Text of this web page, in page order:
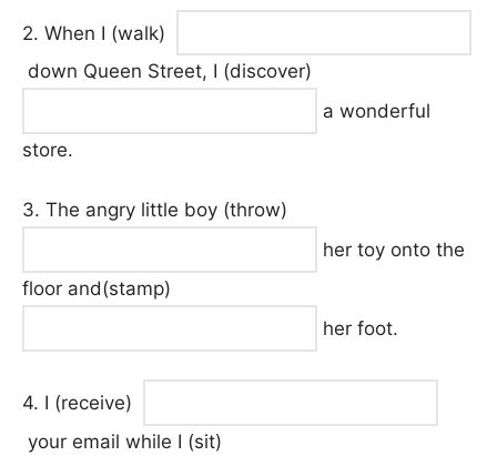
2. When I (walk)
down Queen Street, I (discover)
a wonderful
store.
3. The angry little boy (throw)
her toy onto the
floor and(stamp)
her foot.
4. I (receive)
your email while I (sit)